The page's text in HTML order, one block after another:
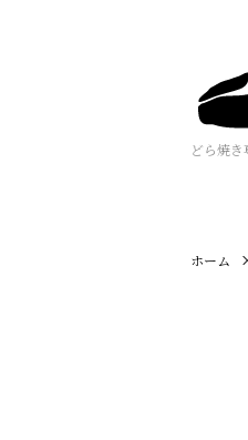
どら焼
ホーム